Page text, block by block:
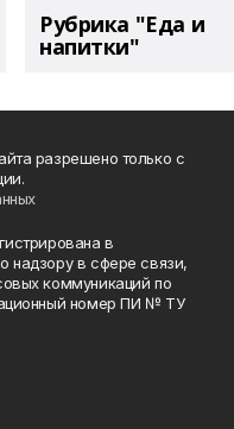
Рубрика "Еда и
напитки"
разрешено только с
в
надзору в сфере связи,
коммуникаций по
номер ПИ № ТУ